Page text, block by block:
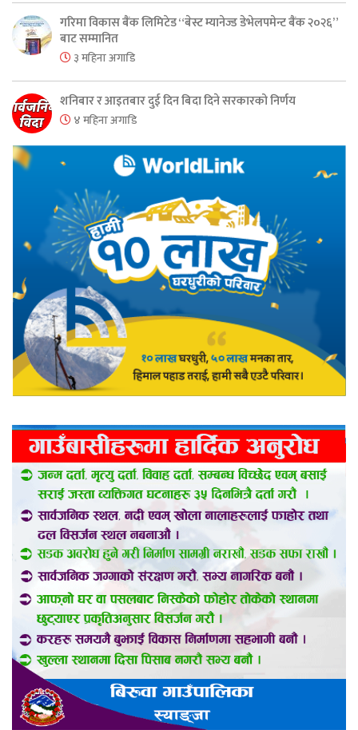
गरिमा विकास बैंक लिमिटेड “बेस्ट म्यानेज्ड डेभेलपमेन्ट बैंक २०२६”
बाट सम्मानित
३ महिना अगाडि
शनिबार र आइतबार दुई दिन बिदा दिने सरकारको निर्णय
४ महिना अगाडि